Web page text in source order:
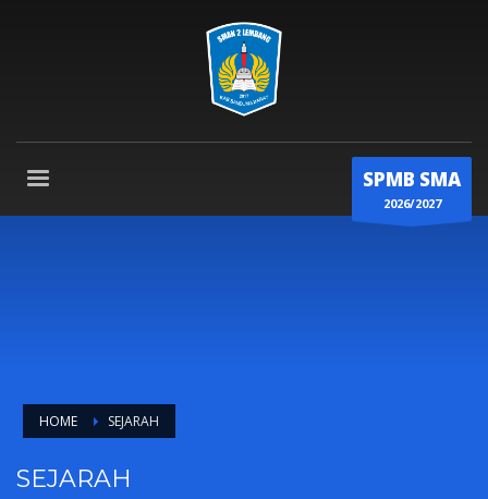
SPMB SMA
2026/2027
HOME SEJARAH
SEJARAH